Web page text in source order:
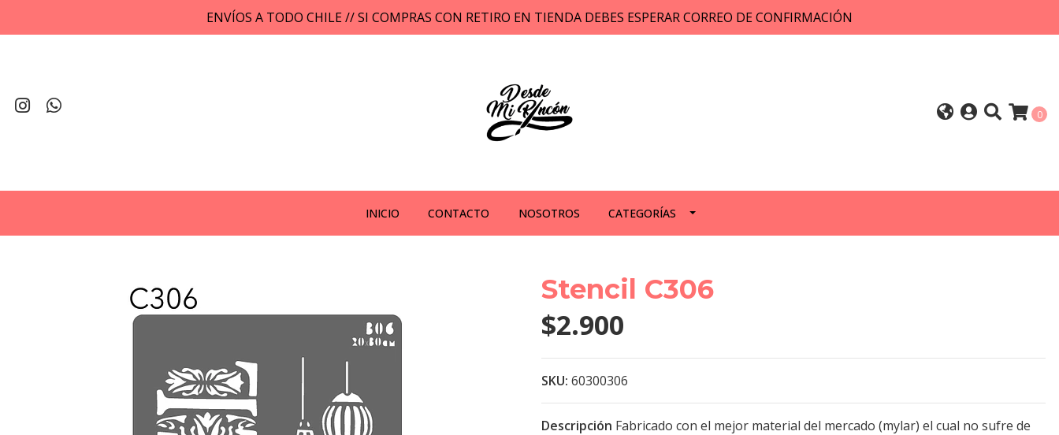
ENVÍOS A TODO CHILE // SI COMPRAS CON RETIRO EN TIENDA DEBES ESPERAR CORREO DE CONFIRMACIÓN
0
INICIO CONTACTO NOSOTROS CATEGORÍAS
Stencil C306
$2.900
SKU: 60300306
Descripción Fabricado con el mejor material del mercado (mylar) el cual no sufre de